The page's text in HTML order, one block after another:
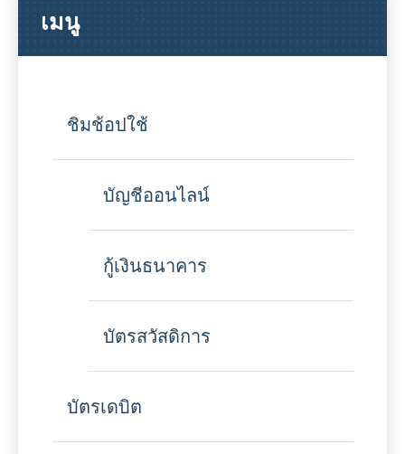
เมนู
ชิมช้อปใช้
บัญชีออนไลน์
กู้เงินธนาคาร
บัตรสวัสดิการ
บัตรเดบิต